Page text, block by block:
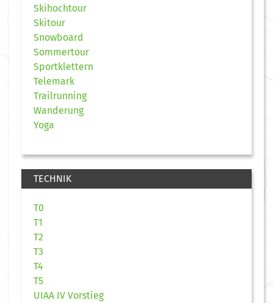
Skihochtour
Skitour
Snowboard
Sommertour
Sportklettern
Telemark
Trailrunning
Wanderung
Yoga
TECHNIK
T0
T1
T2
T3
T4
T5
UIAA IV Vorstieg